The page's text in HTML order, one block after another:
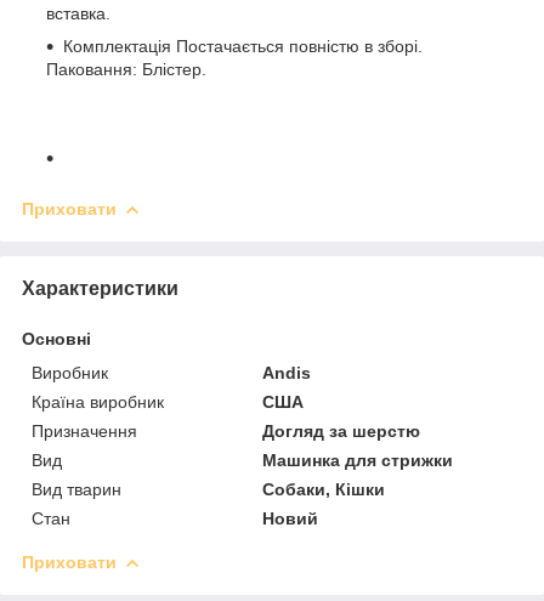
вставка.
Комплектація Постачається повністю в зборі.
Паковання: Блістер.
Приховати
Характеристики
Основні
Виробник
Andis
Країна виробник
США
Призначення
Догляд за шерстю
Вид
Машинка для стрижки
Вид тварин
Собаки, Кішки
Стан
Новий
Приховати